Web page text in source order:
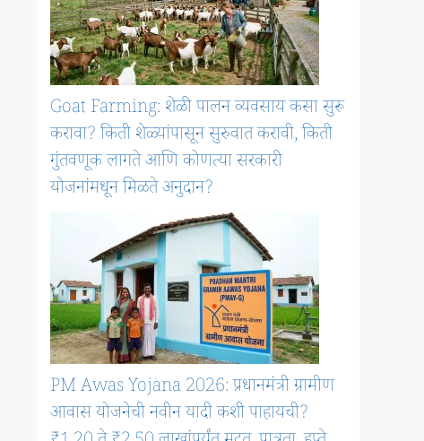
Goat Farming: शेळी पालन व्यवसाय कसा सुरू
करावा? किती शेळ्यांपासून सुरुवात करावी, किती
गुंतवणूक लागते आणि कोणत्या सरकारी
योजनांमधून मिळते अनुदान?
PM Awas Yojana 2026: प्रधानमंत्री ग्रामीण
आवास योजनेची नवीन यादी कशी पाहायची?